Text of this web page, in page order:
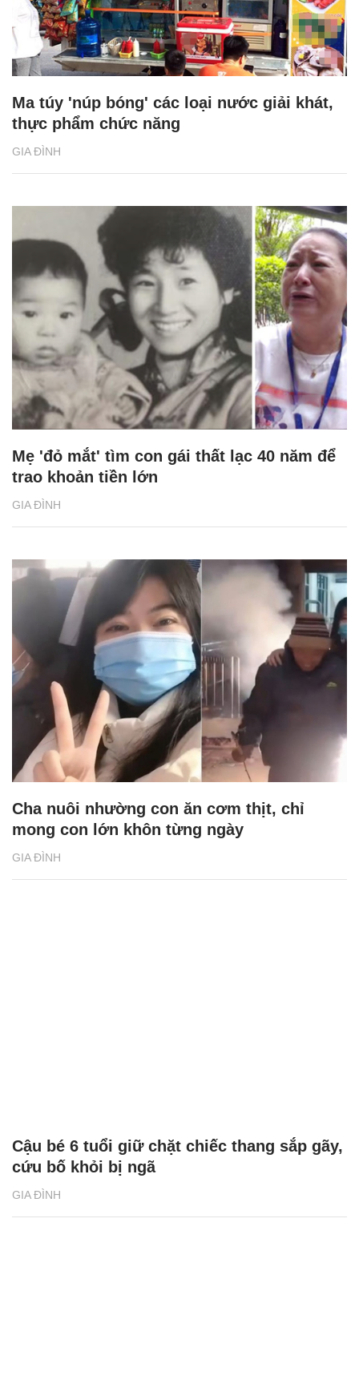
GIA ĐÌNH
Ma túy 'núp bóng' các loại nước giải khát,
thực phẩm chức năng
GIA ĐÌNH
Mẹ 'đỏ mắt' tìm con gái thất lạc 40 năm để
trao khoản tiền lớn
GIA ĐÌNH
Cha nuôi nhường con ăn cơm thịt, chỉ
mong con lớn khôn từng ngày
GIA ĐÌNH
Cậu bé 6 tuổi giữ chặt chiếc thang sắp gãy,
cứu bố khỏi bị ngã